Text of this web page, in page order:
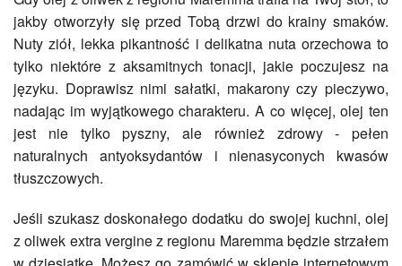
jakby otworzyły się przed Tobą drzwi do krainy smaków.
Nuty ziół, lekka pikantność i delikatna nuta orzechowa to
tylko niektóre z aksamitnych tonacji, jakie poczujesz na
języku. Doprawisz nimi sałatki, makarony czy pieczywo,
nadając im wyjątkowego charakteru. A co więcej, olej ten
jest nie tylko pyszny, ale również zdrowy - pełen
naturalnych antyoksydantów i nienasyconych kwasów
tłuszczowych.
Jeśli szukasz doskonałego dodatku do swojej kuchni, olej
z oliwek extra vergine z regionu Maremma będzie strzałem